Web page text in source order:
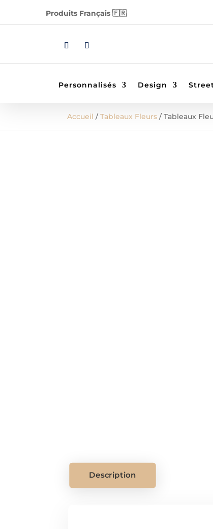
Produits Français 🇫🇷
Personnalisés Design
Accueil /Tableaux Fleurs / Tableaux
Description